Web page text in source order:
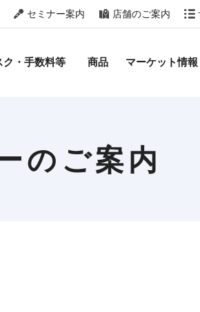
セミナー案内 店舗のご案内
ク・手数料等 商品 マーケット情報
のご案内